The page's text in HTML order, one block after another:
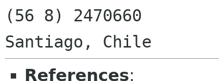
(56 8) 2470660
References: